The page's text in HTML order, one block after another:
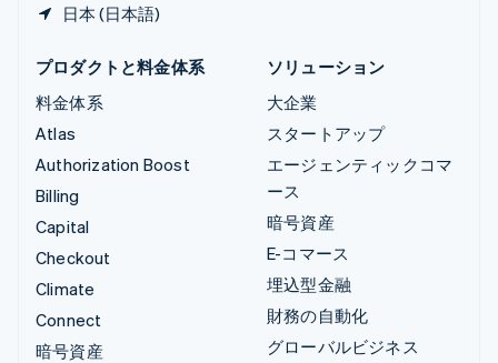
日本 (日本語)
プロダクトと料金体系
料金体系
Atlas
Authorization Boost
Billing
Capital
Checkout
Climate
Connect
暗号資産
ソリューション
大企業
スタートアップ
エージェンティックコマ
ース
暗号資産
E-コマース
埋込型金融
財務の自動化
グローバルビジネス